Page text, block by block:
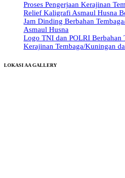
Proses Pengerjaan Kerajinan
Relief Kaligrafi Asmaul Husna
Jam Dinding Berbahan
Asmaul Husna
Logo TNI dan POLRI Berbahan
Kerajinan Tembaga/Kuningan
LOKASI AA GALLERY